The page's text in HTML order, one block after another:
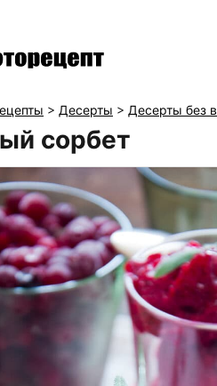
> Десерты > Десерты без
сорбет